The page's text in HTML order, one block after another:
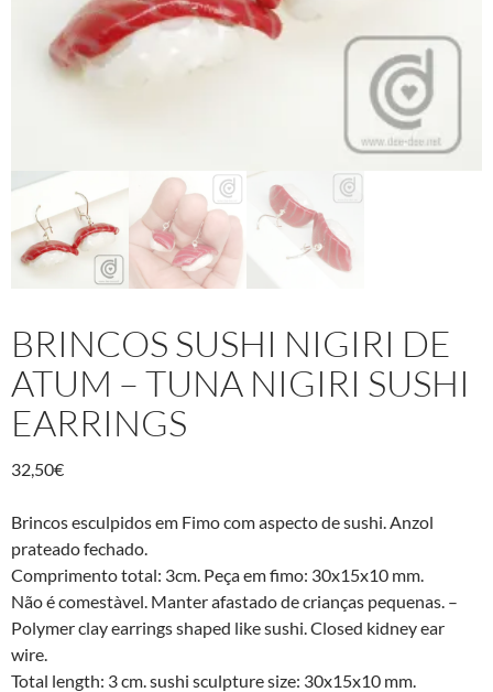
BRINCOS SUSHI NIGIRI DE
ATUM – TUNA NIGIRI SUSHI
EARRINGS
32,50€
Brincos esculpidos em Fimo com aspecto de sushi. Anzol
prateado fechado.
Comprimento total: 3cm. Peça em fimo: 30x15x10 mm.
Não é comestà­vel. Manter afastado de crianças pequenas. –
Polymer clay earrings shaped like sushi. Closed kidney ear
wire.
Total length: 3 cm. sushi sculpture size: 30x15x10 mm.